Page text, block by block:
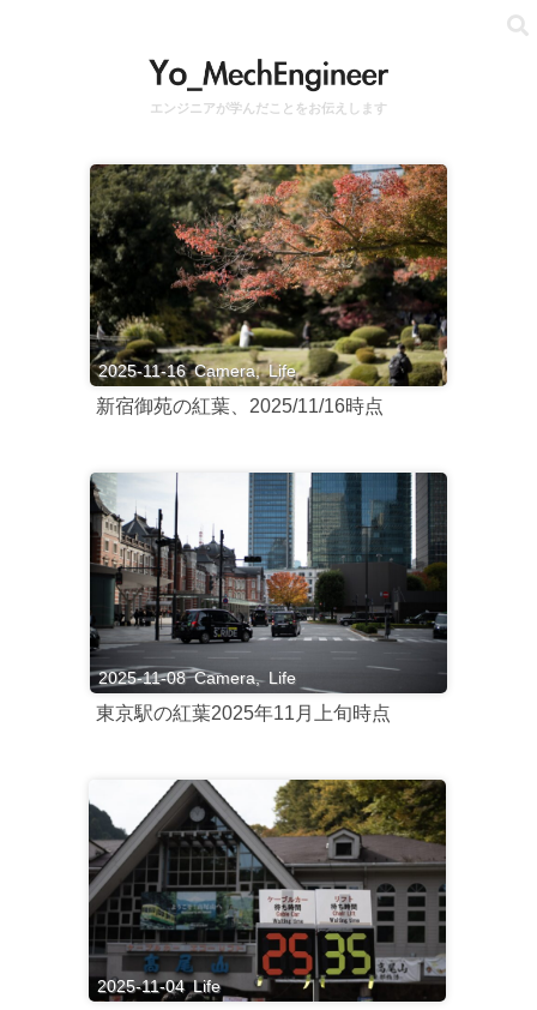
エンジニアが学んだことをお伝えします
2025-11-16 Camera, Life
新宿御苑の紅葉、2025/11/16時点
2025-11-08 Camera, Life
東京駅の紅葉2025年11月上旬時点
2025-11-04 Life